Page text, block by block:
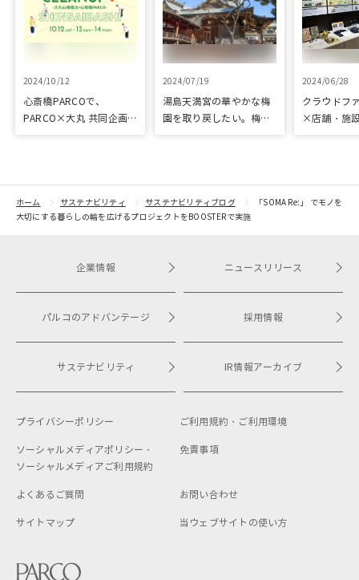
2024/10/12
心斎橋PARCOで、
PARCO×大丸 共同企画
開催！
2024/07/19
湯島天満宮の華やかな梅
園を取り戻したい。梅園
2024/06/28
クラウドフ
×店舗・施
トをピック
紹介
ホーム サステナビリティ サステナビリティブログ
「SOMA Re:」 でモノを
大切にする暮らしの輪を広げるプロジェクトをBOOSTERで実施
企業情報
パルコのアドバンテージ
サステナビリティ
ニュースリリース
採用情報
IR情報アーカイブ
プライバシーポリシー ご利用規約・ ご利用環境
ソーシャルメディアポリシー・
ソーシャルメディアご利用規約
免責事項
よくあるご質問 お問い合わせ
サイトマップ 当ウェブサイトの使い方